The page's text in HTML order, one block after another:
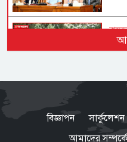
২৮
বিজ্ঞাপন সার্কুলেশন
আমাদের সম্পর্কে